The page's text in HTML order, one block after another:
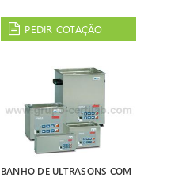
PEDIR COTAÇÃO
BANHO DE ULTRASONS COM